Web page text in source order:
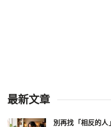
最新文章
別再找「相反的